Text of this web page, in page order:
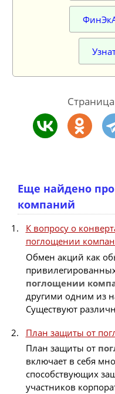
Еще найдено
компаний
К вопросу о
поглощении
Обмен акций как
поглощении
другими одним из
Существуют
План защиты от
План защиты от
включает в себя
способствующих
участников